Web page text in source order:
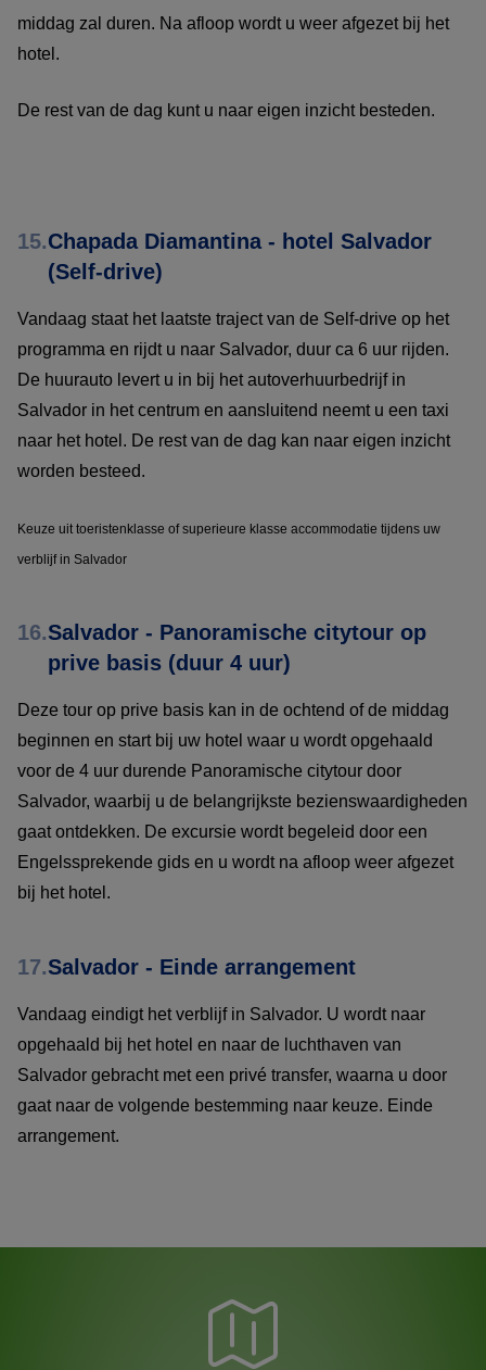
middag zal duren. Na afloop wordt u weer afgezet bij het
hotel.
De rest van de dag kunt u naar eigen inzicht besteden.
15.Chapada Diamantina - hotel Salvador
(Self-drive)
Vandaag staat het laatste traject van de Self-drive op het
programma en rijdt u naar Salvador, duur ca 6 uur rijden.
De huurauto levert u in bij het autoverhuurbedrijf in
Salvador in het centrum en aansluitend neemt u een taxi
naar het hotel. De rest van de dag kan naar eigen inzicht
worden besteed.
Keuze uit toeristenklasse of superieure klasse accommodatie tijdens uw
verblijf in Salvador
16.Salvador - Panoramische citytour op
prive basis (duur 4 uur)
Deze tour op prive basis kan in de ochtend of de middag
beginnen en start bij uw hotel waar u wordt opgehaald
voor de 4 uur durende Panoramische citytour door
Salvador, waarbij u de belangrijkste bezienswaardigheden
gaat ontdekken. De excursie wordt begeleid door een
Engelssprekende gids en u wordt na afloop weer afgezet
bij het hotel.
17.Salvador - Einde arrangement
Vandaag eindigt het verblijf in Salvador. U wordt naar
opgehaald bij het hotel en naar de luchthaven van
Salvador gebracht met een privé transfer, waarna u door
gaat naar de volgende bestemming naar keuze. Einde
arrangement.